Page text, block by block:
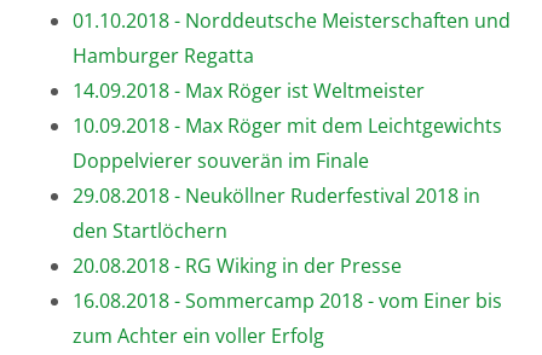
01.10.2018 - Norddeutsche Meisterschaften und
Hamburger Regatta
14.09.2018 - Max Röger ist Weltmeister
10.09.2018 - Max Röger mit dem Leichtgewichts
Doppelvierer souverän im Finale
29.08.2018 - Neuköllner Ruderfestival 2018 in
den Startlöchern
20.08.2018 - RG Wiking in der Presse
16.08.2018 - Sommercamp 2018 - vom Einer bis
zum Achter ein voller Erfolg